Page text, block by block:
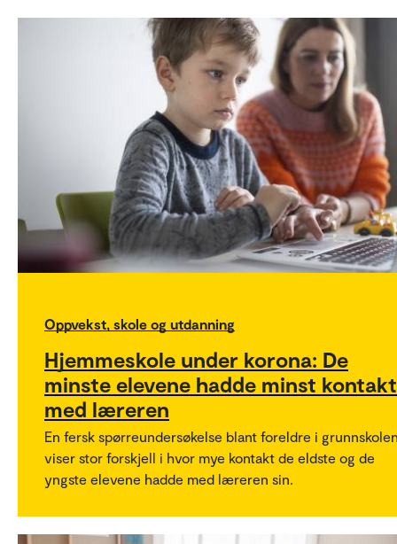
Oppvekst, skole og utdanning
Hjemmeskole under korona: De
minste elevene hadde minst kontakt
med læreren
En fersk spørreundersøkelse blant foreldre i
viser stor forskjell i hvor mye kontakt de eldste og de
yngste elevene hadde med læreren sin.